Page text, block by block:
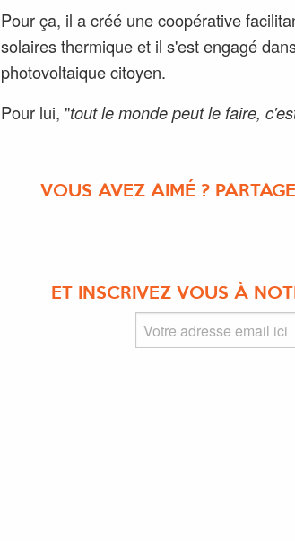
Pour ça, il a créé une coopérative
solaires thermique et il s'est engagé
photovoltaique citoyen.
Pour lui, "tout le monde peut le faire,
VOUS AVEZ AIMÉ ?
ET INSCRIVEZ VOUS À